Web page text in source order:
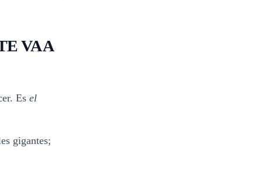
VA A
Es el
gigantes;